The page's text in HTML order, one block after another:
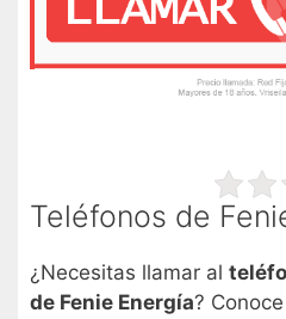
Teléfonos de
¿Necesitas llamar al
de Fenie Energía?